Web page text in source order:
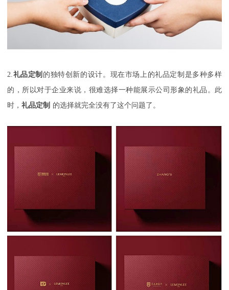
2.礼品定制 的独特创新的设计。现在市场上的礼品定制是多种多样
的，所以对于企业来说，很难选择一种能展示公司形象的礼品。此
时， 礼品定制 的选择就完全没有了这个问题了。